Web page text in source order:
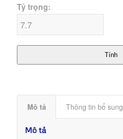
Tỷ trọng:
Tính
Mô tả Thông tin bổ sung
Mô tả